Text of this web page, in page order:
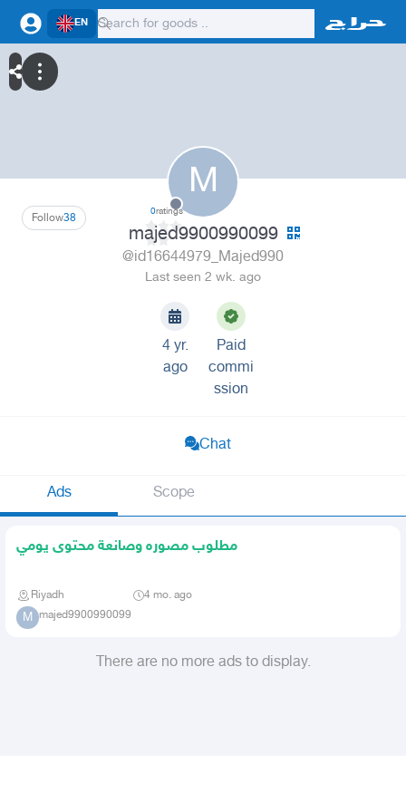
EN
M
38
Follow 0ratings
majed9900990099
@id16644979_Majed990
Last seen 2 wk. ago
4 yr.
ago
Paid
commi
ssion
Chat
Ads Scope
مطلوب مصوره وصانعة محتوى يومي
Riyadh 4 mo. ago
M majed9900990099
There are no more ads to display.